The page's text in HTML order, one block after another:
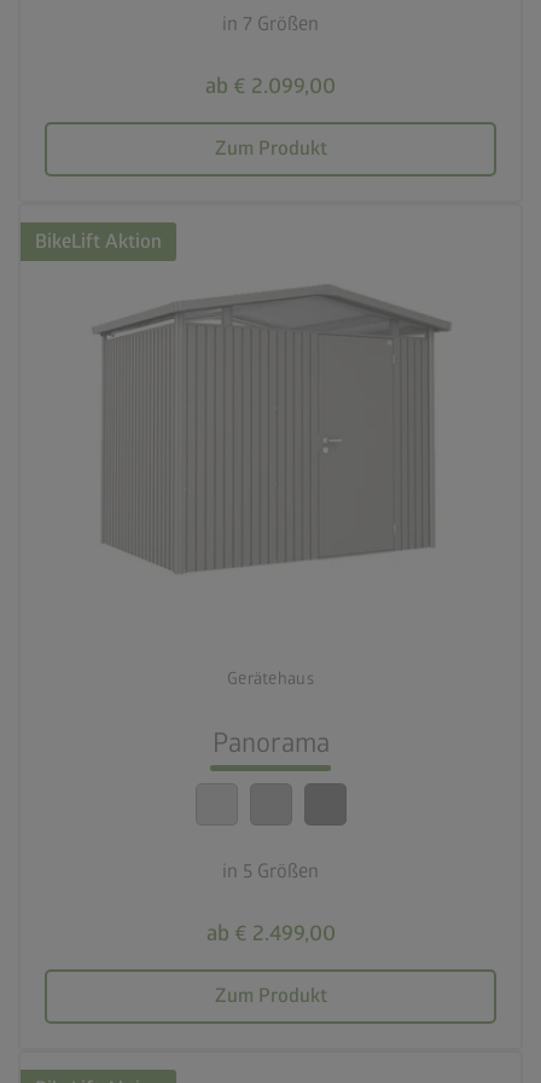
in 7 Größen
ab € 2.099,00
Zum Produkt
Gerätehaus
Panorama
in 5 Größen
ab € 2.499,00
Zum Produkt
3 Farbvariationen
Beste Sicherheitsstandards
calendar_month
BikeLift Aktion